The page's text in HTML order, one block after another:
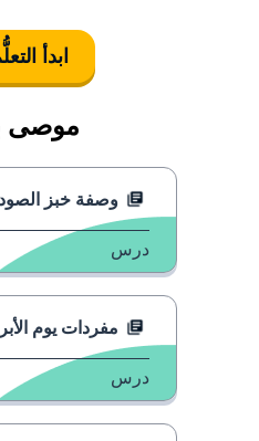
ابدأ
موصى
وصفة خبز الصودا
درس
مفردات يوم
درس